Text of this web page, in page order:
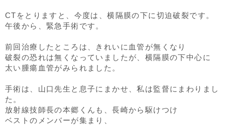
CTをとりますと、今度は、横隔膜の下に切迫破裂です。
午後から、緊急手術です。
前回治療したところは、きれいに血管が無くなり
破裂の恐れは無くなっていましたが、横隔膜の下中心に
太い腫瘍血管がみられました。
手術は、山口先生と息子にまかせ、私は監督にまわりまし
た。
放射線技師長の本郷くんも、長崎から駆けつけ
ベストのメンバーが集まり、